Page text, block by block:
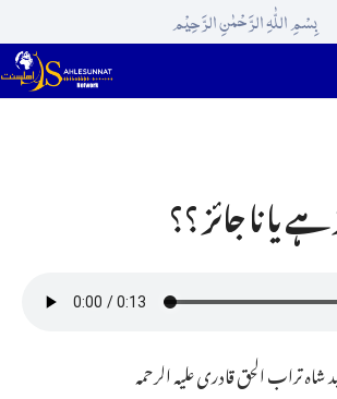
بِسْمِ اللّٰہِ الرَّحْمٰنِ الرَّحِیْم
ہے یا نا جائز ؟؟
تراب الحق قادری علیہ الرحمہ